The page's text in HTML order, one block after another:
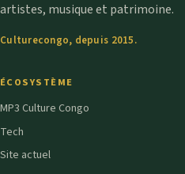
artistes, musique et patrimoine.
Culturecongo, depuis 2015.
ÉCOSYSTÈME
MP3 Culture Congo
Tech
Site actuel